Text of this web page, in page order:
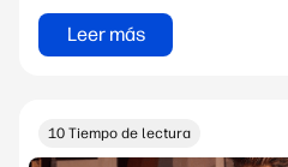
Leer más
10 Tiempo de lectura